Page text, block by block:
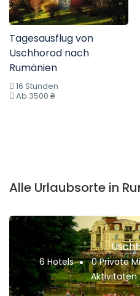
Tagesausflug von
Uschhorod nach
Rumänien
16 Stunden
Ab 3500 ₴
Alle Urlaubsorte in
6 Hotels 0 Private
Aktivitäten